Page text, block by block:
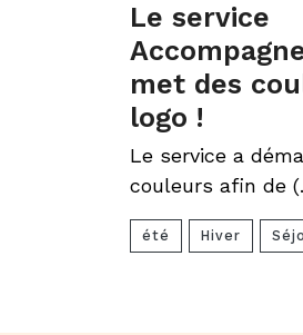
Le service
met des
logo !
Le service a
couleurs afin de
été Hiver